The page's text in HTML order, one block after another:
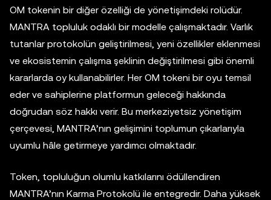
OM tokenin bir diğer özelliği de yönetişimdeki rolüdür.
MANTRA topluluk odaklı bir modelle çalışmaktadır. Varlık
tutanlar protokolün geliştirilmesi, yeni özellikler eklenmesi
ve ekosistemin çalışma şeklinin değiştirilmesi gibi önemli
kararlarda oy kullanabilirler. Her OM tokeni bir oyu temsil
eder ve sahiplerine platformun geleceği hakkında
doğrudan söz hakkı verir. Bu merkeziyetsiz yönetişim
çerçevesi, MANTRA’nın gelişimini toplumun çıkarlarıyla
uyumlu hâle getirmeye yardımcı olmaktadır.
Token, topluluğun olumlu katkılarını ödüllendiren
MANTRA’nın Karma Protokolü ile entegredir. Daha yüksek